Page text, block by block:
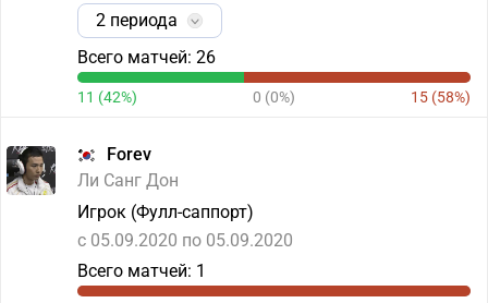
2 периода
Всего матчей: 26
11 (42%) 0 (0%) 15 (58%)
Forev
Ли Санг Дон
Игрок (Фулл-саппорт)
c 05.09.2020 по 05.09.2020
Всего матчей: 1